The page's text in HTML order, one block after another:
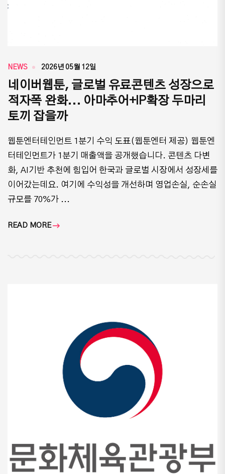
NEWS 2026년 05월 12일
네이버웹툰, 글로벌 유료콘텐츠 성장으로
적자폭 완화... 아마추어+IP확장 두마리
토끼 잡을까
웹툰엔터테인먼트 1분기 수익 도표(웹툰엔터 제공) 웹툰엔
터테인먼트가 1분기 매출액을 공개했습니다. 콘텐츠 다변
화, AI기반 추천에 힘입어 한국과 글로벌 시장에서 성장세를
이어갔는데요. 여기에 수익성을 개선하며 영업손실, 순손실
규모를 70%가 ...
READ MORE